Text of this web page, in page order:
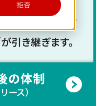
拒否